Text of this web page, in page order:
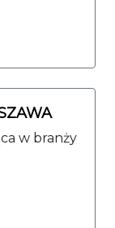
w branży